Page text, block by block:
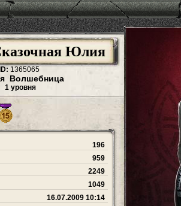
Юлия
ID: 1365065
Волшебница
1 уровня
196
959
2249
1049
16.07.2009 10:14